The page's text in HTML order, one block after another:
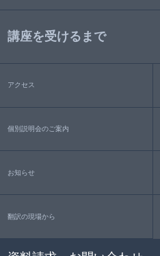
講座を受けるまで
アクセス
個別説明会のご案内
お知らせ
翻訳の現場から